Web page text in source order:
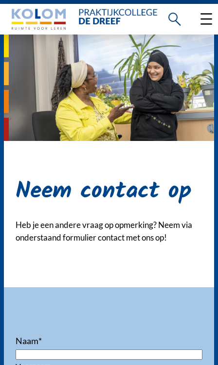
naar
Neem contact op
Heb je een andere vraag op opmerking? Neem via
onderstaand formulier contact met ons op!
Naam*